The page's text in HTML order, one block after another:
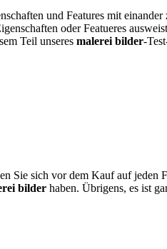
und Features mit
oder Featueres
Teil unseres malerei bilder-
Sie sich vor dem Kauf auf jeden
bilder haben. Übrigens, es ist